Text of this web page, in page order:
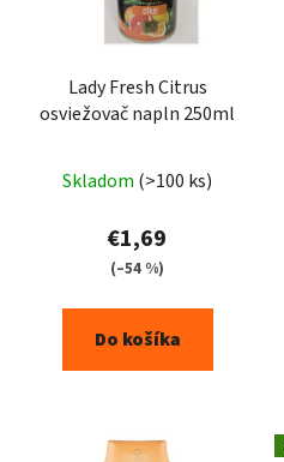
Lady Fresh Citrus
osviežovač napln 250ml
Skladom (>100 ks)
€1,69
(–54 %)
Do košíka